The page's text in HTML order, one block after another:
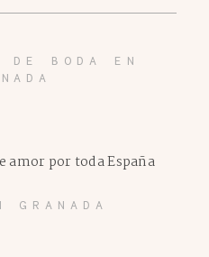
DE BODA EN
GRANADA
por toda España